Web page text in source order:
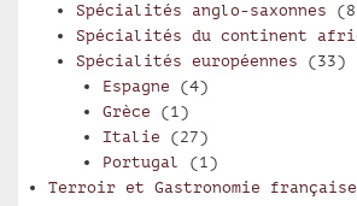
Spécialités anglo-saxonnes
Spécialités du continent
Spécialités européennes (33)
Espagne (4)
Grèce (1)
Italie (27)
Portugal
(1)
Terroir et Gastronomie française